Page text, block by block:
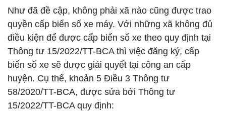
Như đã đề cập, không phải xã nào cũng được trao
quyền cấp biển số xe máy. Với những xã không đủ
điều kiện để được cấp biển số xe theo quy định tại
Thông tư 15/2022/TT-BCA thì việc đăng ký, cấp
biển số xe sẽ được giải quyết tại công an cấp
huyện. Cụ thể, khoản 5 Điều 3 Thông tư
58/2020/TT-BCA, được sửa bởi Thông tư
15/2022/TT-BCA quy định: